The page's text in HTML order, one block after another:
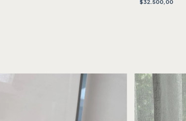
$32.500,00